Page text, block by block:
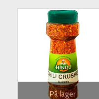
På lager